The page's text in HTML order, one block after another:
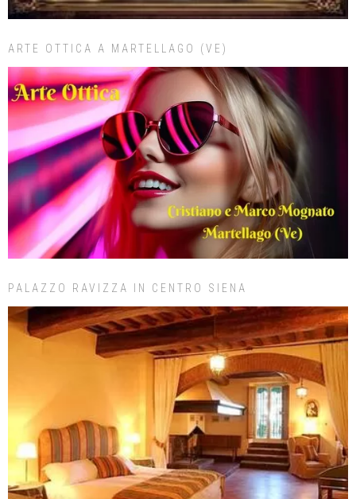
ARTE OTTICA A MARTELLAGO (VE)
PALAZZO RAVIZZA IN CENTRO SIENA